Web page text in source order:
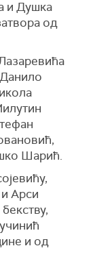
и Душка
од
Шарић.
Арси
и од